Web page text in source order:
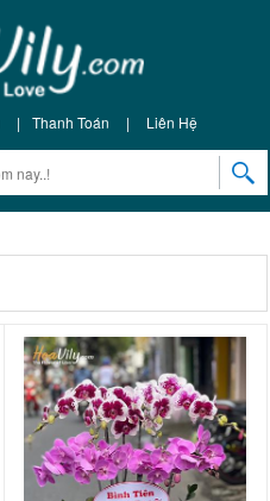
| Thanh Toán | Liên Hệ